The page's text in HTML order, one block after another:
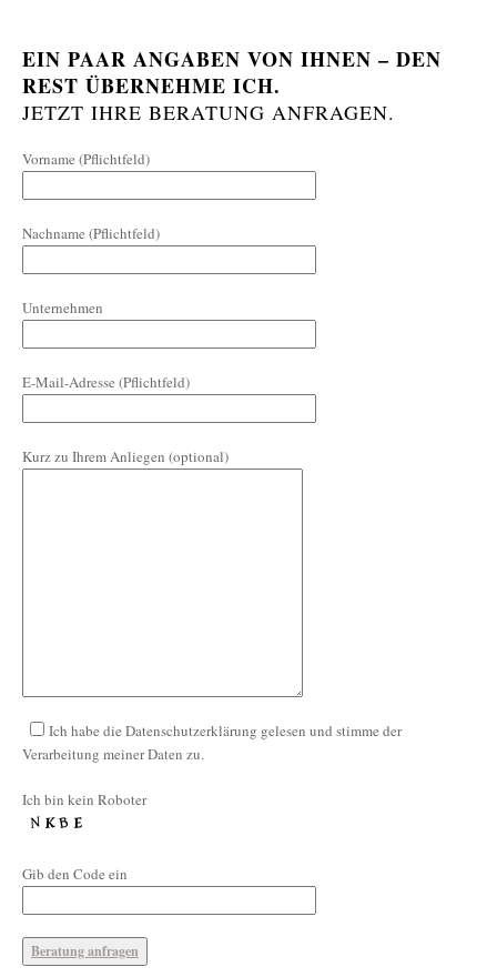
EIN PAAR ANGABEN VON IHNEN – DEN
REST ÜBERNEHME ICH.
JETZT IHRE BERATUNG ANFRAGEN.
Vorname (Pflichtfeld)
Nachname (Pflichtfeld)
Unternehmen
E-Mail-Adresse (Pflichtfeld)
Kurz zu Ihrem Anliegen (optional)
Ich habe die Datenschutzerklärung gelesen und stimme der
Verarbeitung meiner Daten zu.
Ich bin kein Roboter
Gib den Code ein